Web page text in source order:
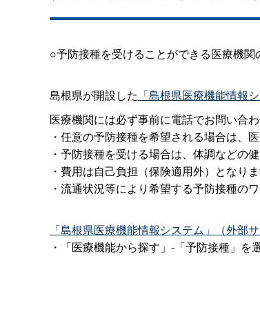
○予防接種を受けることができる医療機関
島根県が開設した 「島根県医療機能情報
医療機関には必ず事前に電話でお問い合わ
・任意の予防接種を希望される場合は、
・予防接種を受ける場合は、体調などの
・費用は自己負担（保険適用外）となり
・流通状況等により希望する予防接種の
「島根県医療機能情報システム」（外部サ
・「医療機能から探す」-「予防接種」を